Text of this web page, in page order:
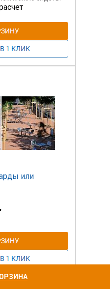
или